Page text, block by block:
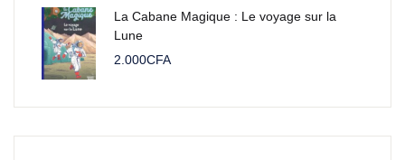
La Cabane Magique : Le voyage sur la
Lune
2.000CFA